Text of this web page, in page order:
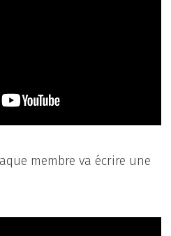
membre va écrire une